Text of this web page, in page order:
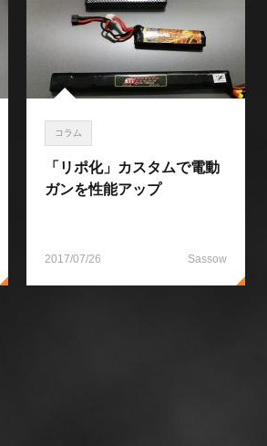
コラム
「リポ化」カスタムで電動
ガンを性能アップ
2017/07/26 Sassow